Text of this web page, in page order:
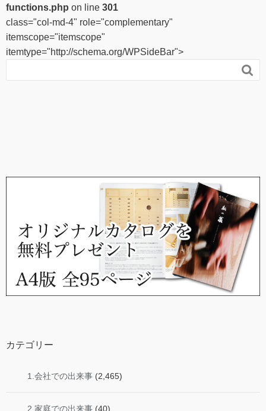
functions.php on line 301
class="col-md-4" role="complementary"
itemscope="itemscope"
itemtype="http://schema.org/WPSideBar">

カテゴリー
1.会社での出来事 (2,465)
2.家庭での出来事 (40)